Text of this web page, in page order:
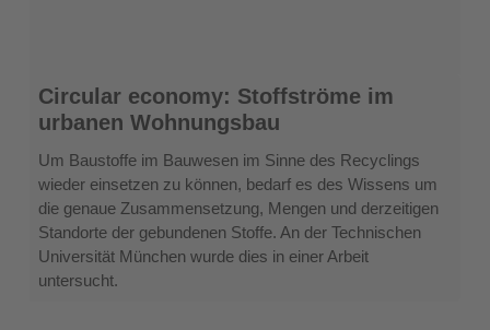
Circular
economy:
Stoffströme
im
urbanen
Wohnungsbau
Circular economy: Stoffströme im
urbanen Wohnungsbau
Um Baustoffe im Bauwesen im Sinne des Recyclings
wieder einsetzen zu können, bedarf es des Wissens um
die genaue Zusammensetzung, Mengen und derzeitigen
Standorte der gebundenen Stoffe. An der Technischen
Universität München wurde dies in einer Arbeit
untersucht.